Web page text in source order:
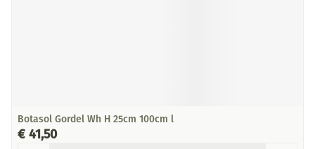
Botasol Gordel Wh H 25cm 100cm l
€ 41,50